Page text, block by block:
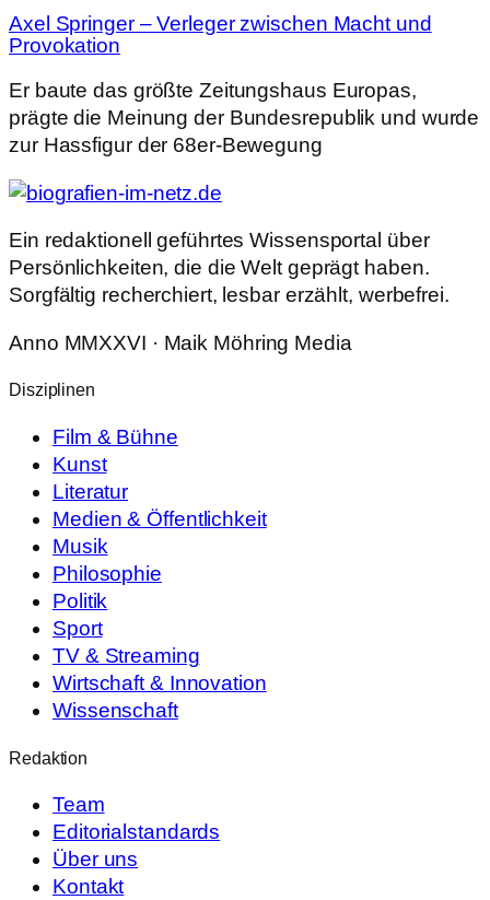
Axel Springer – Verleger zwischen Macht und
Provokation
Er baute das größte Zeitungshaus Europas,
prägte die Meinung der Bundesrepublik und wurde
zur Hassfigur der 68er-Bewegung
Ein redaktionell geführtes Wissensportal über
Persönlichkeiten, die die Welt geprägt haben.
Sorgfältig recherchiert, lesbar erzählt, werbefrei.
Anno MMXXVI · Maik Möhring Media
Disziplinen
Film & Bühne
Kunst
Literatur
Medien & Öffentlichkeit
Musik
Philosophie
Politik
Sport
TV & Streaming
Wirtschaft & Innovation
Wissenschaft
Redaktion
Team
Editorialstandards
Über uns
Kontakt